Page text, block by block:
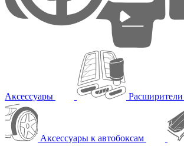
Аксессуары Расширители
Аксессуары к автобоксам